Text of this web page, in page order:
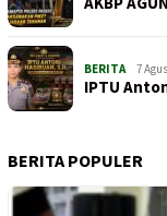
BERITA 7
IPTU
BERITA POPULER